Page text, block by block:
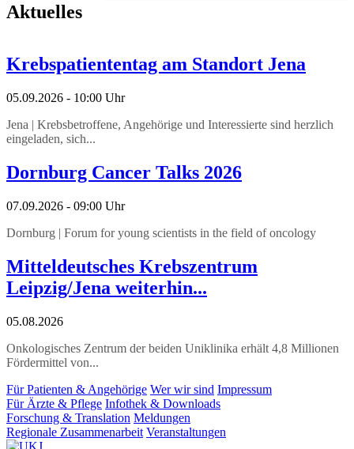
Aktuelles
Krebspatiententag am Standort Jena
05.09.2026 - 10:00 Uhr
Jena | Krebsbetroffene, Angehörige und Interessierte sind herzlich
eingeladen, sich...
Dornburg Cancer Talks 2026
07.09.2026 - 09:00 Uhr
Dornburg | Forum for young scientists in the field of oncology
Mitteldeutsches Krebszentrum
Leipzig/Jena weiterhin...
05.08.2026
Onkologisches Zentrum der beiden Uniklinika erhält 4,8 Millionen
Fördermittel von...
Für Patienten & Angehörige Wer wir sind Impressum
Für Ärzte & Pflege Infothek & Downloads
Forschung & Translation Meldungen
Regionale Zusammenarbeit Veranstaltungen